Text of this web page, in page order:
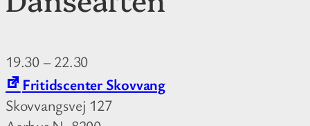
19.30– 22.30
Fritidscenter Skovvang
Skovvangsvej 127